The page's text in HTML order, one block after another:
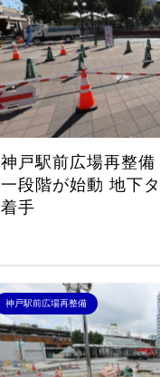
神戸駅前広場再整
一段階が始動 地下
着手
神戸駅前広場再整備